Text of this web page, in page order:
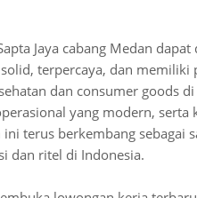
Jaya cabang Medan
terpercaya, dan
dan consumer goods
yang modern,
terus berkembang sebagai
dan ritel di Indonesia.